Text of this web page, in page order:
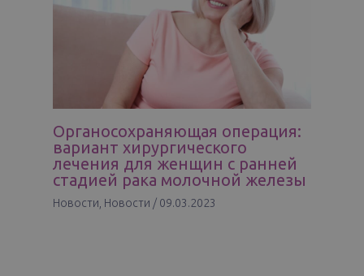
Органосохраняющая операция:
вариант хирургического
лечения для женщин с ранней
стадией рака молочной железы
Новости, Новости / 09.03.2023